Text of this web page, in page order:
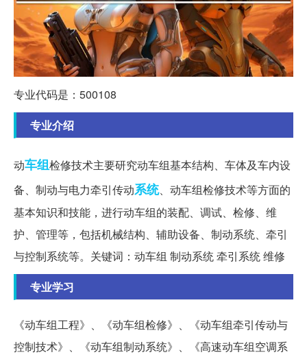
专业代码是：500108
专业介绍
动车组检修技术主要研究动车组基本结构、车体及车内设
备、制动与电力牵引传动系统、动车组检修技术等方面的
基本知识和技能，进行动车组的装配、调试、检修、维
护、管理等，包括机械结构、辅助设备、制动系统、牵引
与控制系统等。关键词：动车组 制动系统 牵引系统 维修
专业学习
《动车组工程》、《动车组检修》、《动车组牵引传动与
控制技术》、《动车组制动系统》、《高速动车组空调系